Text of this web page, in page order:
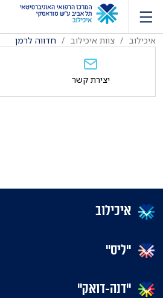
איכילוב צוות איכילוב חדווה לרמן
יצירת קשר
איכילוב
"ליס"
"דנה-דואק"